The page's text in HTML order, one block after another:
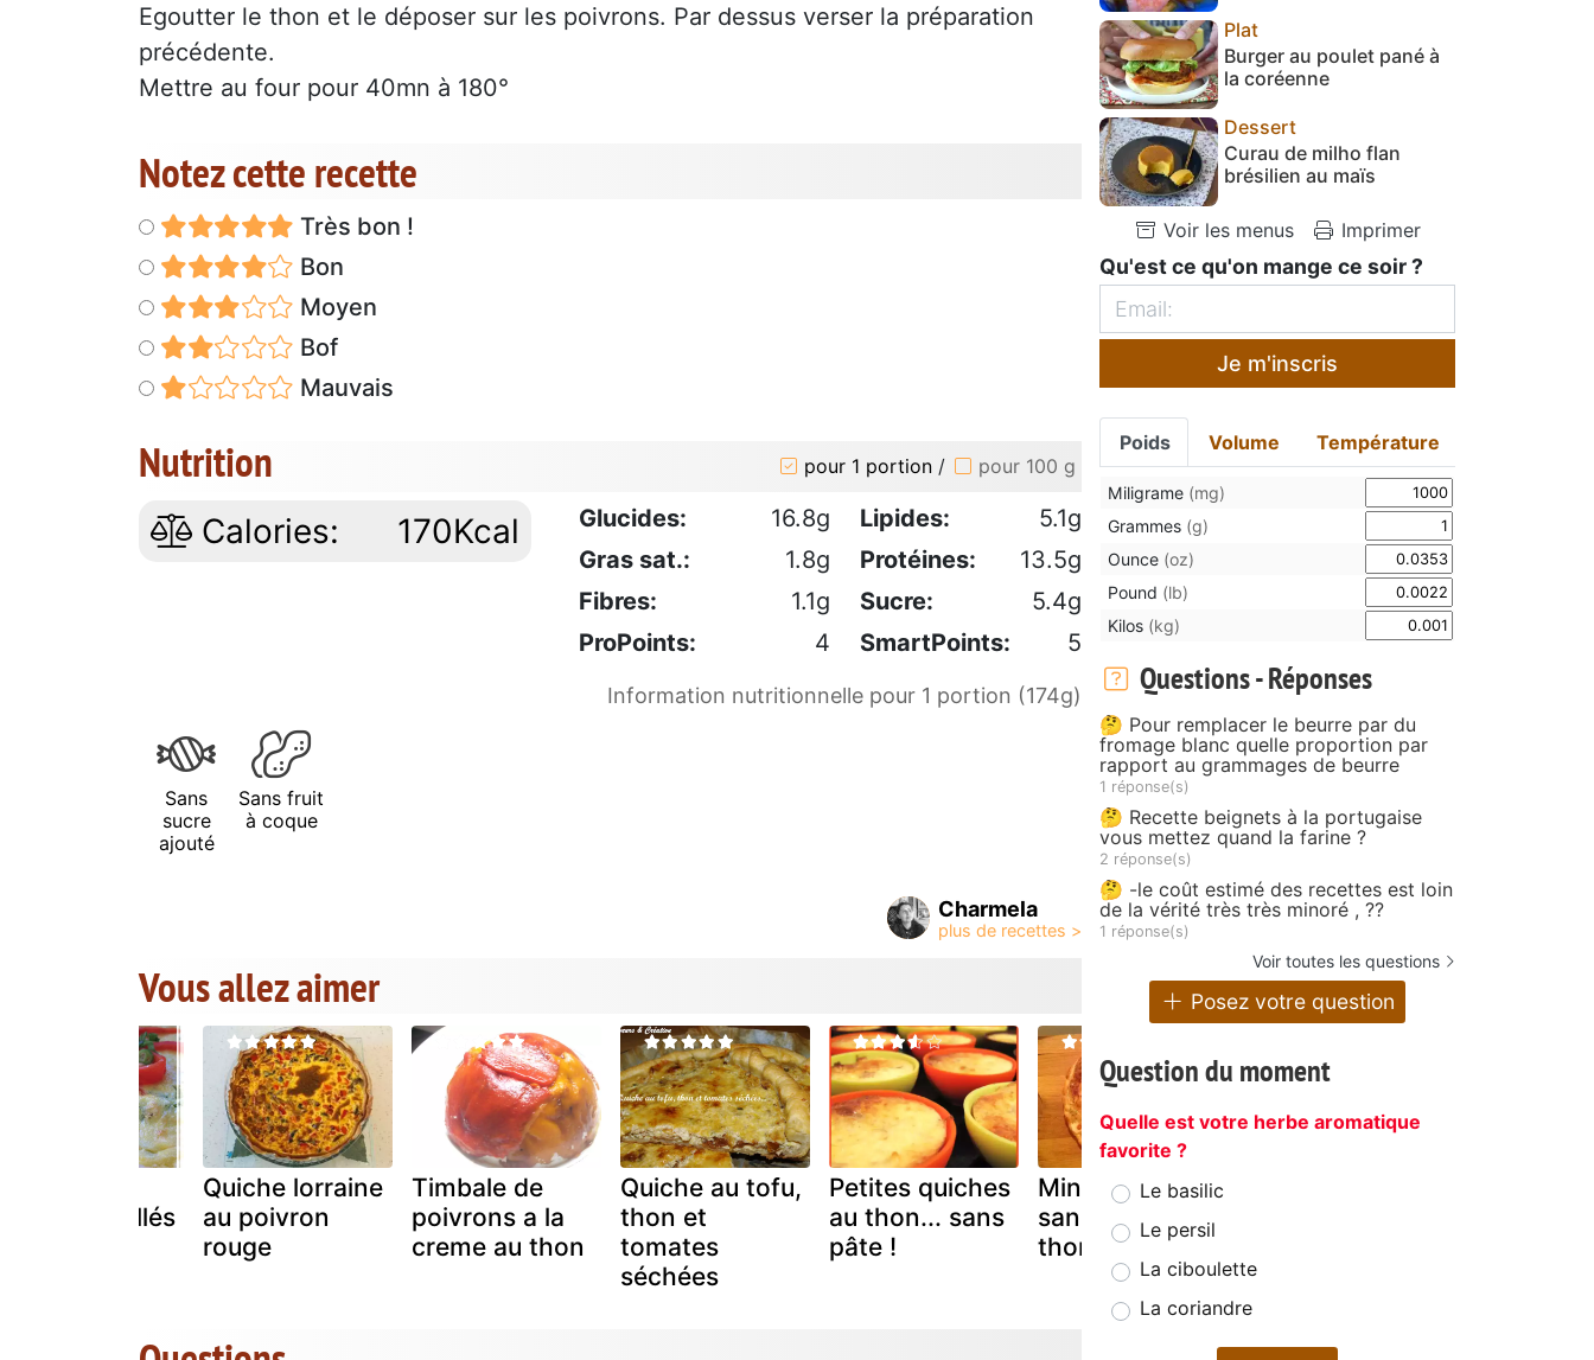
Egoutter le thon et le déposer sur les poivrons. Par dessus verser la préparation
précédente.
Mettre au four pour 40mn à 180°
Notez cette recette
Très bon !
Bon
Moyen
Bof
Mauvais
Nutrition pour 1 portion / pour 100 g
Calories: 170Kcal Glucides: 16.8g Lipides:
5.1g
Gras sat.:
1.8g Protéines:
13.5g
Fibres:
1.1g Sucre:
5.4g
ProPoints:
4 SmartPoints: 5
Information nutritionnelle pour 1 portion (174g)
Sans
sucre
ajouté
Sans fruit
à coque
Charmela
Vous allez aimer
grillés
Quiche lorraine
au poivron
rouge
Timbale de
poivrons a la
creme au thon
Quiche au tofu,
thon et
tomates
séchées
Petites quiches
au thon... sans
pâte !
Mini quiches
sans pâte au
thon
Plat
Burger au poulet pané à
la coréenne
Dessert
Curau de milho flan
brésilien au maïs
Voir les menus Imprimer
Qu'est ce qu'on mange ce soir ?
Je m'inscris
Poids Volume Température
Miligrame (mg)
Grammes (g)
Ounce (oz)
Pound (lb)
Kilos (kg)
Questions - Réponses
🤔 Pour remplacer le beurre par du
fromage blanc quelle proportion par
rapport au grammages de beurre
1 réponse(s)
🤔 Recette beignets à la portugaise
vous mettez quand la farine ?
2 réponse(s)
🤔 -le coût estimé des recettes est loin
de la vérité très très minoré , ??
1 réponse(s)
Voir toutes les questions
Posez votre question
Question du moment
Quelle est votre herbe aromatique
favorite ?
Le basilic
Le persil
La ciboulette
La coriandre